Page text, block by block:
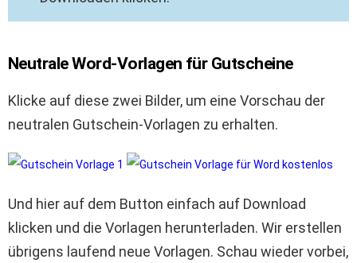
Neutrale Word-Vorlagen für Gutscheine
Klicke auf diese zwei Bilder, um eine Vorschau der
neutralen Gutschein-Vorlagen zu erhalten.
Und hier auf dem Button einfach auf Download
klicken und die Vorlagen herunterladen. Wir erstellen
übrigens laufend neue Vorlagen. Schau wieder vorbei,